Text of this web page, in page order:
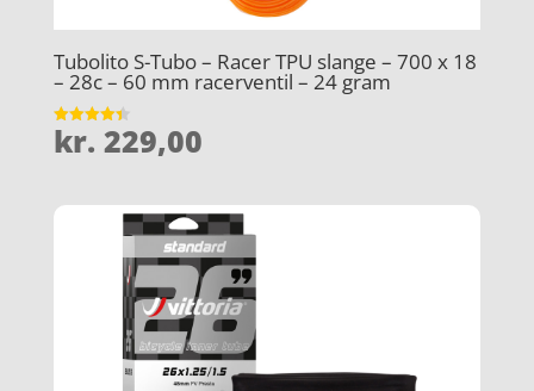
Tubolito S-Tubo – Racer TPU slange – 700 x 18
– 28c – 60 mm racerventil – 24 gram
Vurderet
4.4
kr. 229,00